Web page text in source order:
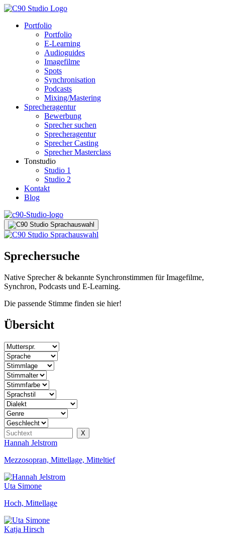
Portfolio
Portfolio
E-Learning
Audioguides
Imagefilme
Spots
Synchronisation
Podcasts
Mixing/Mastering
Sprecheragentur
Bewerbung
Sprecher suchen
Sprecheragentur
Sprecher Casting
Sprecher Masterclass
Tonstudio
Studio 1
Studio 2
Kontakt
Blog
Sprechersuche
Native Sprecher & bekannte Synchronstimmen für Imagefilme,
Synchron, Podcasts und E-Learning.
Die passende Stimme finden sie hier!
Übersicht
Hannah Jelstrom
Mezzosopran, Mittellage, Mitteltief
Uta Simone
Hoch, Mittellage
Katja Hirsch